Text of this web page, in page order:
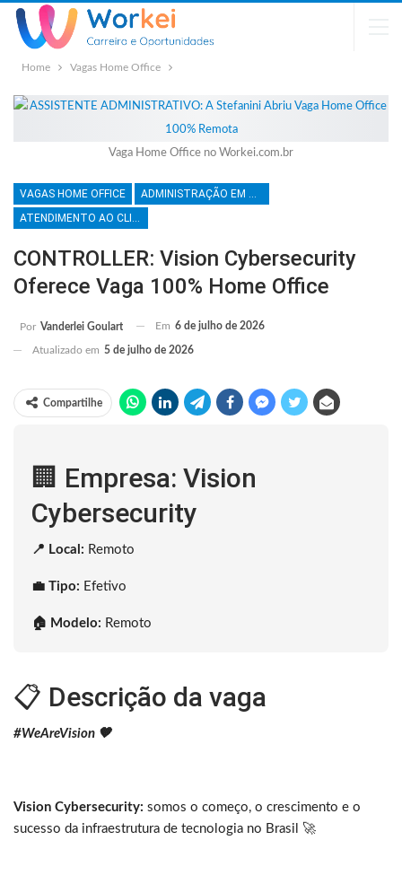
Home Vagas Home Office
Vaga Home Office no Workei.com.br
VAGAS HOME OFFICE
ADMINISTRAÇÃO EM GERAL
ATENDIMENTO AO CLIENTE
CONTROLLER: Vision Cybersecurity
Oferece Vaga 100% Home Office
Por Vanderlei Goulart Em 6 de julho de 2026
Atualizado em 5 de julho de 2026
Compartilhe
🏢 Empresa: Vision
Cybersecurity
📍 Local: Remoto
💼 Tipo: Efetivo
🏠 Modelo: Remoto
📋 Descrição da vaga
#WeAreVision 🧡
Vision Cybersecurity: somos o começo, o crescimento e o
sucesso da infraestrutura de tecnologia no Brasil 🚀